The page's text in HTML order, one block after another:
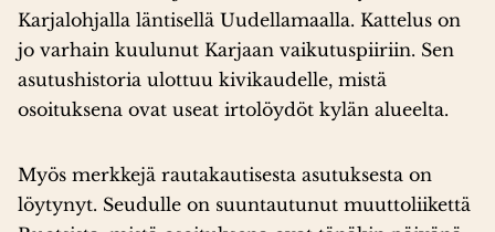
Karjalohjalla läntisellä Uudellamaalla. Kattelus on
jo varhain kuulunut Karjaan vaikutuspiiriin. Sen
asutushistoria ulottuu kivikaudelle, mistä
osoituksena ovat useat irtolöydöt kylän alueelta.
Myös merkkejä rautakautisesta asutuksesta on
löytynyt. Seudulle on suuntautunut muuttoliikettä